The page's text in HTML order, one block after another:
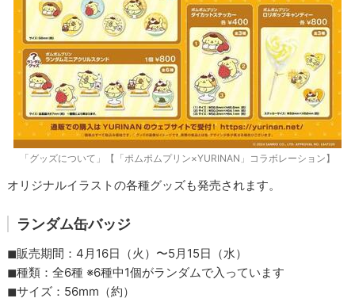
「グッズについて」【「ポムポムプリン×YURINAN」コラボレーション】
オリジナルイラストの各種グッズも発売されます。
ランダム缶バッジ
◼︎販売期間：4月16日（火）〜5月15日（水）
◼︎種類：全6種 ※6種中1個がランダムで入っています
◼︎サイズ：56mm（約）